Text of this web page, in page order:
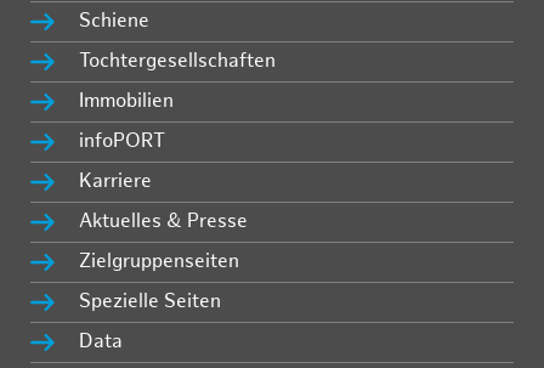
Schiene
Tochtergesellschaften
Immobilien
infoPORT
Karriere
Aktuelles & Presse
Zielgruppenseiten
Spezielle Seiten
Data